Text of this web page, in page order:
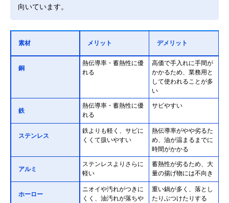
向いています。
素材 メリット デメリット
銅
熱伝導率・蓄熱性に優
れる
高価で手入れに手間が
かかるため、業務用と
して使われることが多
い
鉄
熱伝導率・蓄熱性に優
れる
サビやすい
ステンレス
鉄よりも軽く、サビに
くくて扱いやすい
熱伝導率がやや劣るた
め、油が温まるまでに
時間がかかる
アルミ
ステンレスよりさらに
軽い
蓄熱性が劣るため、大
量の揚げ物には不向き
ホーロー
ニオイや汚れがつきに
くく、油汚れが落ちや
重い鍋が多く、落とし
たりぶつけたりする